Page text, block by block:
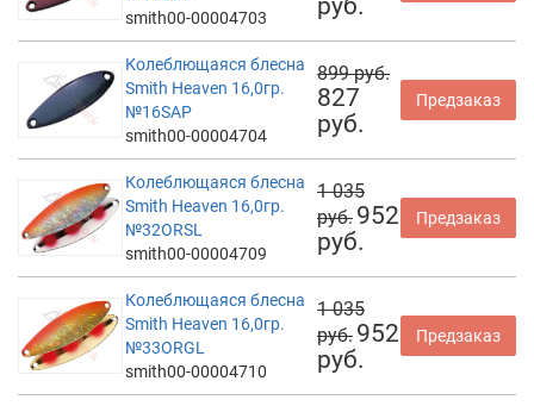
smith00-00004703
руб.
Колеблющаяся блесна
Smith Heaven 16,0гр.
№16SAP
smith00-00004704
899 руб.
827
руб.
Предзаказ
Колеблющаяся блесна
Smith Heaven 16,0гр.
№32ORSL
smith00-00004709
1 035
руб. 952
руб.
Предзаказ
Колеблющаяся блесна
Smith Heaven 16,0гр.
№33ORGL
smith00-00004710
1 035
руб. 952
руб.
Предзаказ